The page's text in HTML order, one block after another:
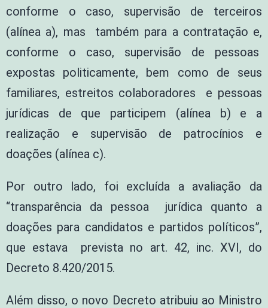
conforme o caso, supervisão de terceiros
(alínea a), mas também para a contratação e,
conforme o caso, supervisão de pessoas
expostas politicamente, bem como de seus
familiares, estreitos colaboradores e pessoas
jurídicas de que participem (alínea b) e a
realização e supervisão de patrocínios e
doações (alínea c).
Por outro lado, foi excluída a avaliação da
“transparência da pessoa jurídica quanto a
doações para candidatos e partidos políticos”,
que estava prevista no art. 42, inc. XVI, do
Decreto 8.420/2015.
Além disso, o novo Decreto atribuiu ao Ministro